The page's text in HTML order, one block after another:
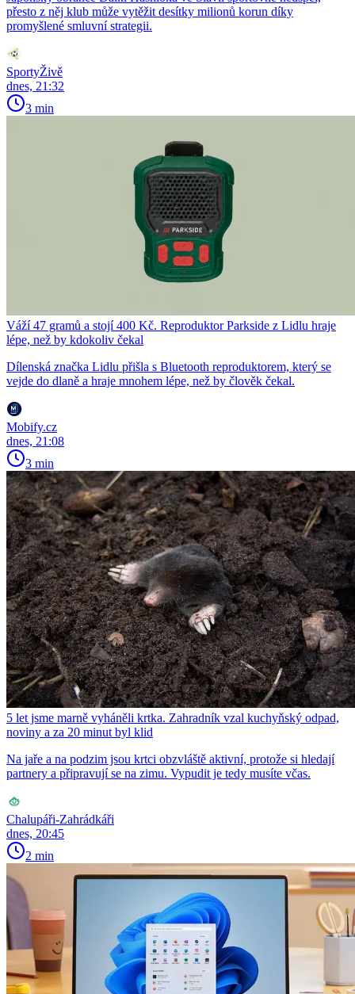
přesto z něj klub může vytěžit desítky milionů korun díky
promyšlené smluvní strategii.
SportyŽivě
dnes, 21:32
3 min
Váží 47 gramů a stojí 400 Kč. Reproduktor Parkside z Lidlu hraje
lépe, než by kdokoliv čekal
Dílenská značka Lidlu přišla s Bluetooth reproduktorem, který se
vejde do dlaně a hraje mnohem lépe, než by člověk čekal.
Mobify.cz
dnes, 21:08
3 min
5 let jsme marně vyháněli krtka. Zahradník vzal kuchyňský odpad,
noviny a za 20 minut byl klid
Na jaře a na podzim jsou krtci obzvláště aktivní, protože si hledají
partnery a připravují se na zimu. Vypudit je tedy musíte včas.
Chalupáři-Zahrádkáři
dnes, 20:45
2 min